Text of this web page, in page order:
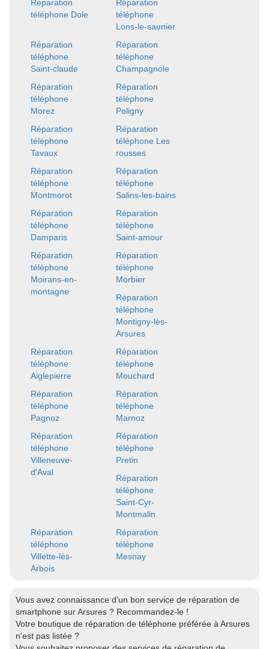
Réparation
téléphone Dole
Réparation
téléphone
Lons-le-saunier
Réparation
téléphone
Saint-claude
Réparation
téléphone
Champagnole
Réparation
téléphone
Morez
Réparation
téléphone
Poligny
Réparation
téléphone
Tavaux
Réparation
téléphone Les
rousses
Réparation
téléphone
Montmorot
Réparation
téléphone
Salins-les-bains
Réparation
téléphone
Damparis
Réparation
téléphone
Saint-amour
Réparation
téléphone
Moirans-en-
montagne
Réparation
téléphone
Morbier
Réparation
téléphone
Montigny-lès-
Arsures
Réparation
téléphone
Aiglepierre
Réparation
téléphone
Mouchard
Réparation
téléphone
Pagnoz
Réparation
téléphone
Marnoz
Réparation
téléphone
Villeneuve-
d'Aval
Réparation
téléphone
Pretin
Réparation
téléphone
Saint-Cyr-
Montmalin
Réparation
téléphone
Villette-lès-
Arbois
Réparation
téléphone
Mesnay
Vous avez connaissance d'un bon service de réparation de
smartphone sur Arsures ? Recommandez-le !
Votre boutique de réparation de téléphone préférée à Arsures
n'est pas listée ?